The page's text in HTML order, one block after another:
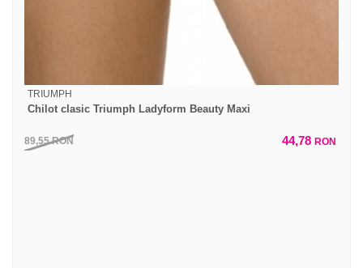
TRIUMPH
Chilot clasic Triumph Ladyform Beauty Maxi
89,55RON 44,78 RON